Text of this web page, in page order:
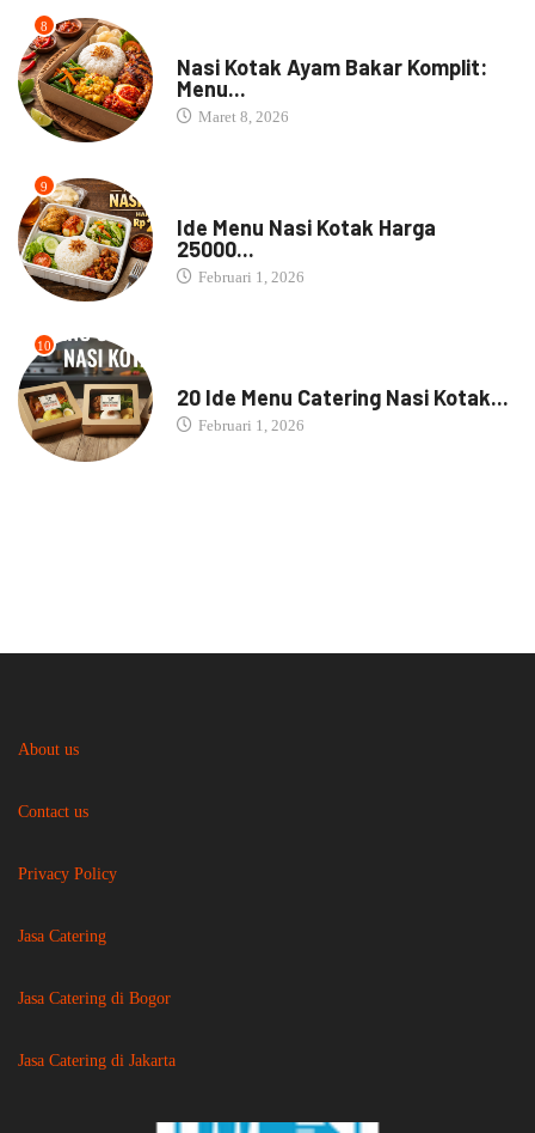
8
Nasi Kotak Ayam Bakar Komplit:
Menu...
Maret 8, 2026
9
Ide Menu Nasi Kotak Harga
25000...
Februari 1, 2026
10
20 Ide Menu Catering Nasi Kotak...
Februari 1, 2026
About us
Contact us
Privacy Policy
Jasa Catering
Jasa Catering di Bogor
Jasa Catering di Jakarta